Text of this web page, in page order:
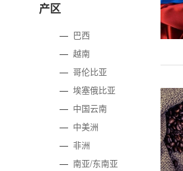
产区
— 巴西
—越南
—哥伦比亚
—埃塞俄比亚
— 中国云南
— 中美洲
—非洲
—南亚/东南亚